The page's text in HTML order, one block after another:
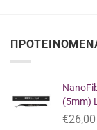
(5mm)
€26,00